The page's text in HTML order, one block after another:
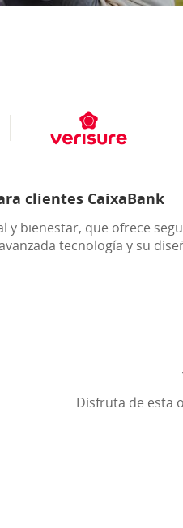
clientes CaixaBank
y bienestar, que ofrece
tecnología y su
Disfruta de esta